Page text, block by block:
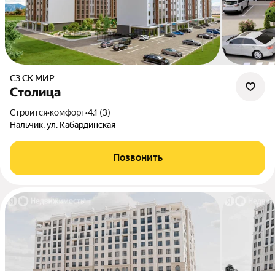
СЗ СК МИР
Столица
Строится•комфорт•4.1 (3)
Нальчик, ул. Кабардинская
Позвонить